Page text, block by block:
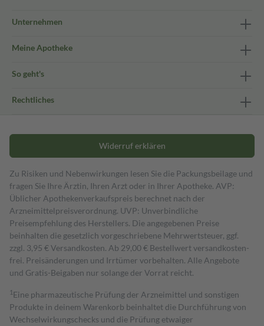
Unternehmen
Meine Apotheke
So geht's
Rechtliches
Widerruf erklären
Zu Risiken und Nebenwirkungen lesen Sie die Packungsbeilage und
fragen Sie Ihre Ärztin, Ihren Arzt oder in Ihrer Apotheke. AVP:
Üblicher Apothekenverkaufspreis berechnet nach der
Arzneimittelpreisverordnung. UVP: Unverbindliche
Preisempfehlung des Herstellers. Die angegebenen Preise
beinhalten die gesetzlich vorgeschriebene Mehrwertsteuer, ggf.
zzgl. 3,95 € Versandkosten. Ab 29,00 € Bestell­wert versand­kosten­
frei. Preisänderungen und Irrtümer vorbehalten. Alle Angebote
und Gratis-Beigaben nur solange der Vorrat reicht.
1 Eine pharmazeutische Prüfung der Arzneimittel und sonstigen
Produkte in deinem Warenkorb beinhaltet die Durchführung von
Wechselwirkungschecks und die Prüfung etwaiger